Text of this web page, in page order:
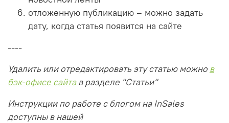
отложенную публикацию – можно задать
дату, когда статья появится на сайте
----
Удалить или отредактировать эту статью можно в
бэк-офисе сайтав разделе "Статьи"
Инструкции по работе с блогом на InSales
доступны в нашей